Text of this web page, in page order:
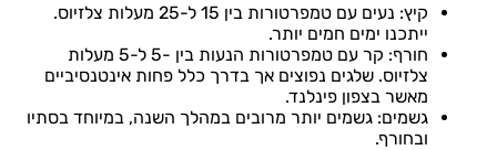
קיץ: נעים עם טמפרטורות בין 15 ל-25 מעלות צלזיוס.
ייתכנו ימים חמים יותר.
חורף: קר עם טמפרטורות הנעות בין -5 ל-5 מעלות
צלזיוס. שלגים נפוצים אך בדרך כלל פחות אינטנסיביים
מאשר בצפון פינלנד.
גשמים: גשמים יותר מרובים במהלך השנה, במיוחד בסתיו
ובחורף.